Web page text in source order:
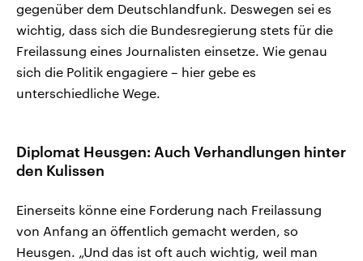
gegenüber dem Deutschlandfunk. Deswegen sei es
wichtig, dass sich die Bundesregierung stets für die
Freilassung eines Journalisten einsetze. Wie genau
sich die Politik engagiere – hier gebe es
unterschiedliche Wege.
Diplomat Heusgen: Auch Verhandlungen hinter
den Kulissen
Einerseits könne eine Forderung nach Freilassung
von Anfang an öffentlich gemacht werden, so
Heusgen. „Und das ist oft auch wichtig, weil man